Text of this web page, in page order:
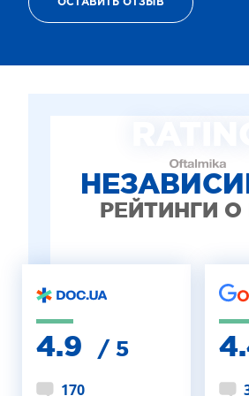
ТЕРАПИЯ САХАРНОГО ДИАБЕТА
ЛЕЧЕНИЕ ЗАБОЛЕВАНИЙ СЕТЧАТКИ
ЭСТЕТИЧЕСКАЯ ХИРУРГИЯ
ОСТАВИТЬ ОТЗЫВ
РЕЙТИНГИ О
4.9 / 5
170